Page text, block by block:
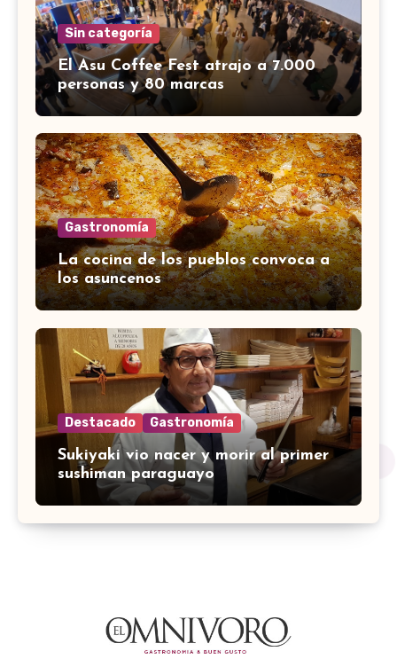
Sin categoría
El Asu Coffee Fest atrajo a 7.000
personas y 80 marcas
Gastronomía
La cocina de los pueblos convoca a
los asuncenos
Destacado Gastronomía
Sukiyaki vio nacer y morir al primer
sushiman paraguayo